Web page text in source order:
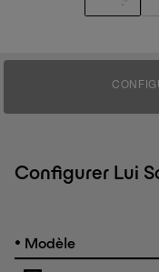
Configurer Lui
• Modèle